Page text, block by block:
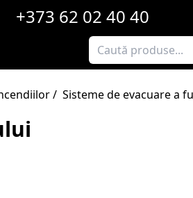
+373 62 02 40 40
/ Sisteme de evacuare a